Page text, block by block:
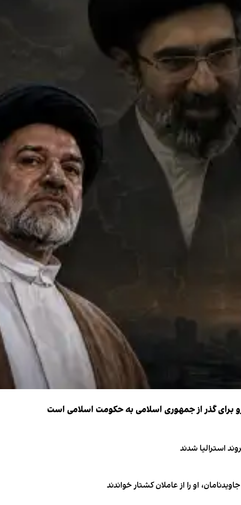
برای گذر از جمهوری اسلامی به حکومت اسلامی است
او را از عاملان کشتار خواندند